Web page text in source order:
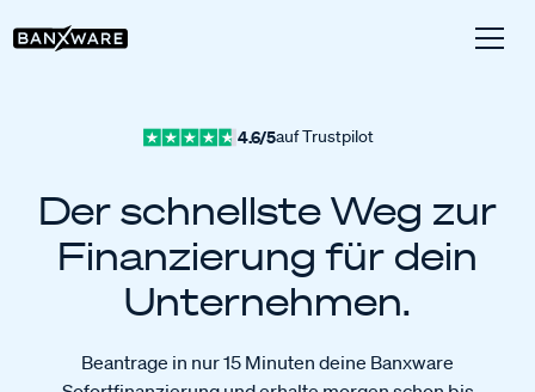
4.6/5auf Trustpilot
Der schnellste Weg zur
Finanzierung für dein
Unternehmen.
Beantrage in nur 15 Minuten deine Banxware